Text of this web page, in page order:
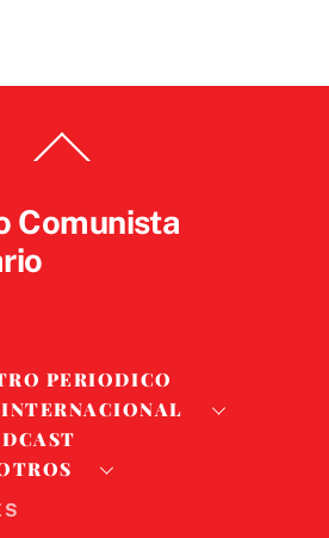
To
Comunista
PERIODICO
INTERNACIONAL